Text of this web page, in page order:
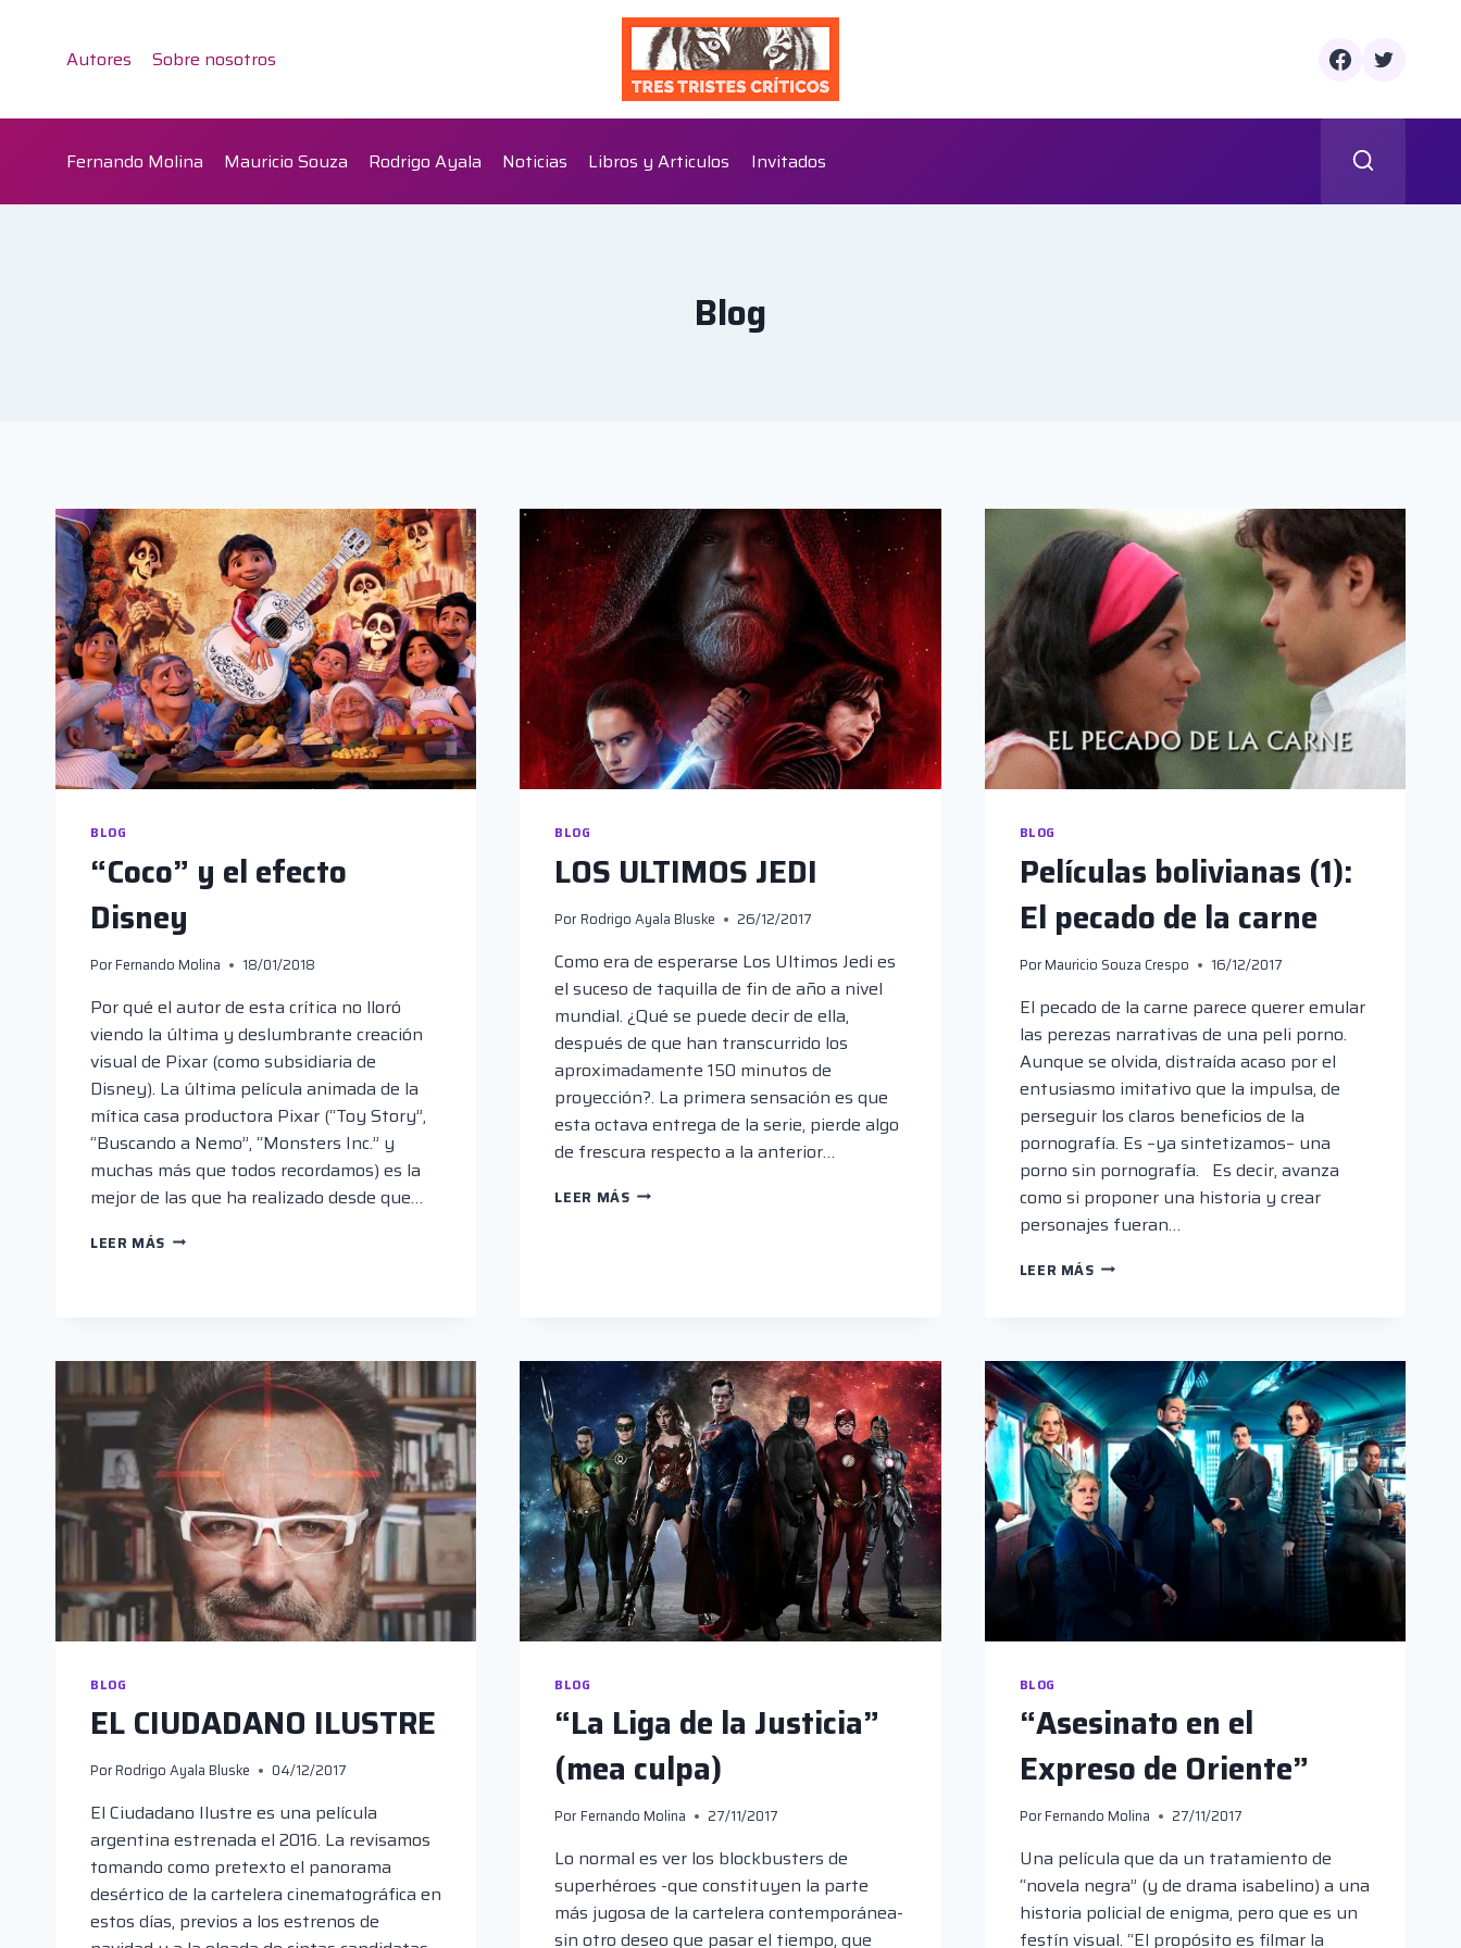
contenidoAutores Sobre nosotros
Fernando Molina Mauricio Souza Rodrigo Ayala Noticias Libros y Articulos Invitados
Blog
BLOG
“Coco” y el efecto
Disney
PorFernando Molina 18/01/2018
Por qué el autor de esta crítica no lloró
viendo la última y deslumbrante creación
visual de Pixar (como subsidiaria de
Disney). La última película animada de la
mítica casa productora Pixar (“Toy Story”,
“Buscando a Nemo”, “Monsters Inc.” y
muchas más que todos recordamos) es la
mejor de las que ha realizado desde que…
LEER MÁS “COCO”
BLOG
LOS ULTIMOS JEDI
Por Rodrigo Ayala Bluske 26/12/2017
Como era de esperarse Los Ultimos Jedi es
el suceso de taquilla de fin de año a nivel
mundial. ¿Qué se puede decir de ella,
después de que han transcurrido los
aproximadamente 150 minutos de
proyección?. La primera sensación es que
esta octava entrega de la serie, pierde algo
de frescura respecto a la anterior…
LEER MÁSLOS
BLOG
Películas bolivianas (1):
El pecado de la carne
Por Mauricio Souza Crespo 16/12/2017
El pecado de la carne parece querer emular
las perezas narrativas de una peli porno.
Aunque se olvida, distraída acaso por el
entusiasmo imitativo que la impulsa, de
perseguir los claros beneficios de la
pornografía. Es –ya sintetizamos– una
porno sin pornografía. Es decir, avanza
como si proponer una historia y crear
personajes fueran…
LEER MÁSPELÍCULAS
DE
LA
CARNE
BLOG
EL CIUDADANO ILUSTRE
PorRodrigo Ayala Bluske 04/12/2017
El Ciudadano Ilustre es una película
argentina estrenada el 2016. La revisamos
tomando como pretexto el panorama
desértico de la cartelera cinematográfica en
estos días, previos a los estrenos de
BLOG
“La Liga de la Justicia”
(mea culpa)
Por Fernando Molina 27/11/2017
Lo normal es ver los blockbusters de
superhéroes -que constituyen la parte
más jugosa de la cartelera contemporánea-
sin otro deseo que pasar el tiempo, que
BLOG
“Asesinato en el
Expreso de Oriente”
Por Fernando Molina 27/11/2017
Una película que da un tratamiento de
“novela negra” (y de drama isabelino) a una
historia policial de enigma, pero que es un
festín visual. “El propósito es filmar la